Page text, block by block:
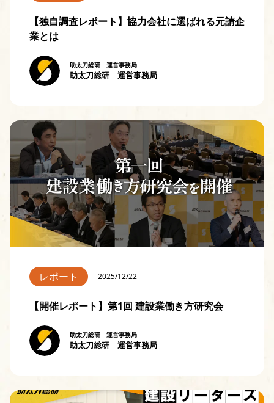
【独自調査レポート】協力会社に選ばれる元請企
業とは
助太刀総研 運営事務局
助太刀総研 運営事務局
レポート 2025/12/22
【開催レポート】第1回 建設業働き方研究会
助太刀総研 運営事務局
助太刀総研 運営事務局